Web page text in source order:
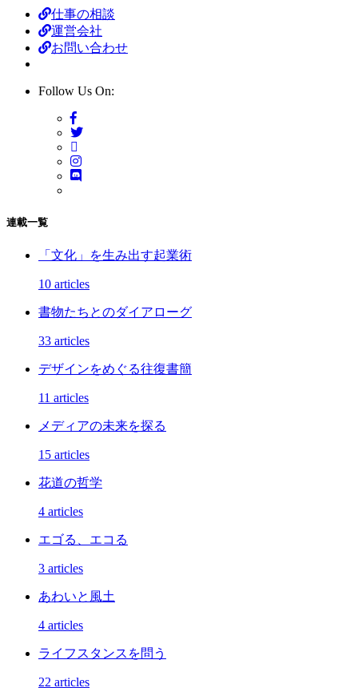
仕事の相談
運営会社
お問い合わせ
Follow Us On:
連載一覧
「文化」を生み出す起業術
10 articles
書物たちとのダイアローグ
33 articles
デザインをめぐる往復書簡
11 articles
メディアの未来を探る
15 articles
花道の哲学
4 articles
エゴる、エコる
3 articles
あわいと風土
4 articles
ライフスタンスを問う
22 articles